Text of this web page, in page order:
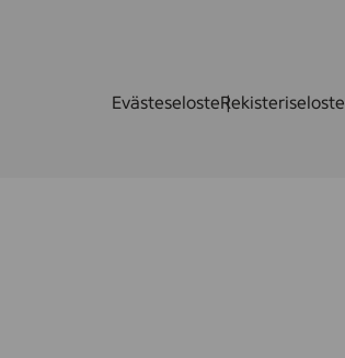
EvästeselosteRekisteriseloste